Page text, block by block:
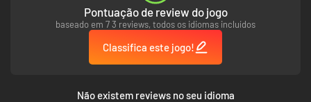
Pontuação de review do jogo
baseado em 7 3 reviews, todos os idiomas incluídos
Classifica este jogo!
Não existem reviews no seu idioma